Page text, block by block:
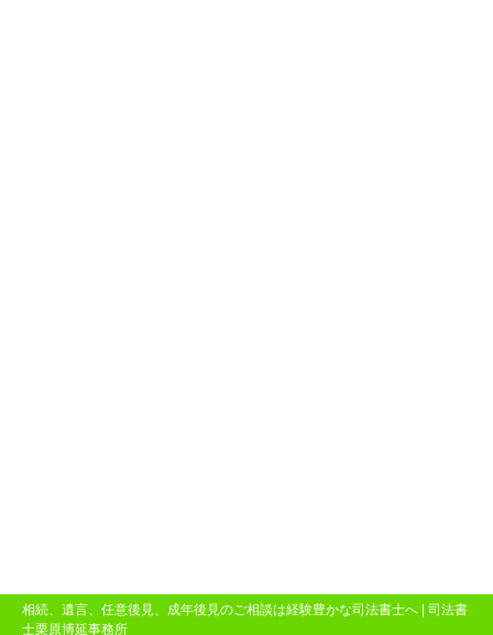
相続、遺言、任意後見、成年後見のご相談は経験豊かな司法書士へ | 司法書
士栗原博延事務所